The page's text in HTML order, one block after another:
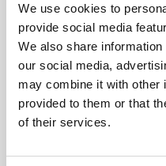
We use cookies to
provide social media
We also share
our social media,
may combine it with other
provided to them or that
of their services.
Z
ani